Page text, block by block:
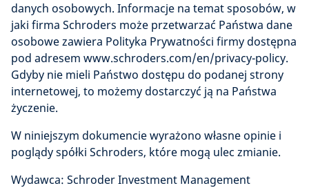
danych osobowych. Informacje na temat sposobów, w
jaki firma Schroders może przetwarzać Państwa dane
osobowe zawiera Polityka Prywatności firmy dostępna
pod adresem www.schroders.com/en/privacy-policy.
Gdyby nie mieli Państwo dostępu do podanej strony
internetowej, to możemy dostarczyć ją na Państwa
życzenie.
W niniejszym dokumencie wyrażono własne opinie i
poglądy spółki Schroders, które mogą ulec zmianie.
Wydawca: Schroder Investment Management